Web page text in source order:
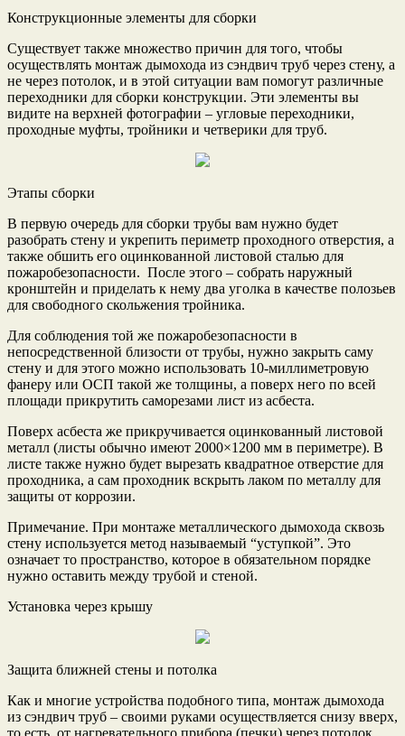
Конструкционные элементы для сборки
Существует также множество причин для того, чтобы
осуществлять монтаж дымохода из сэндвич труб через стену, а
не через потолок, и в этой ситуации вам помогут различные
переходники для сборки конструкции. Эти элементы вы
видите на верхней фотографии – угловые переходники,
проходные муфты, тройники и четверики для труб.
Этапы сборки
В первую очередь для сборки трубы вам нужно будет
разобрать стену и укрепить периметр проходного отверстия, а
также обшить его оцинкованной листовой сталью для
пожаробезопасности. После этого – собрать наружный
кронштейн и приделать к нему два уголка в качестве полозьев
для свободного скольжения тройника.
Для соблюдения той же пожаробезопасности в
непосредственной близости от трубы, нужно закрыть саму
стену и для этого можно использовать 10-миллиметровую
фанеру или ОСП такой же толщины, а поверх него по всей
площади прикрутить саморезами лист из асбеста.
Поверх асбеста же прикручивается оцинкованный листовой
металл (листы обычно имеют 2000×1200 мм в периметре). В
листе также нужно будет вырезать квадратное отверстие для
проходника, а сам проходник вскрыть лаком по металлу для
защиты от коррозии.
Примечание. При монтаже металлического дымохода сквозь
стену используется метод называемый “уступкой”. Это
означает то пространство, которое в обязательном порядке
нужно оставить между трубой и стеной.
Установка через крышу
Защита ближней стены и потолка
Как и многие устройства подобного типа, монтаж дымохода
из сэндвич труб – своими руками осуществляется снизу вверх,
то есть, от нагревательного прибора (печки) через потолок